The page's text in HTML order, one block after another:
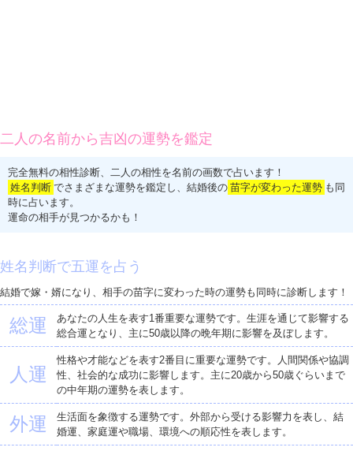
二人の名前から吉凶の運勢を鑑定
完全無料の相性診断、二人の相性を名前の画数で占います！
姓名判断 でさまざまな運勢を鑑定し、結婚後の 苗字が変わった運勢 も同
時に占います。
運命の相手が見つかるかも！
姓名判断で五運を占う
結婚で嫁・婿になり、相手の苗字に変わった時の運勢も同時に診断します！
総運
あなたの人生を表す1番重要な運勢です。生涯を通じて影響する
総合運となり、主に50歳以降の晩年期に影響を及ぼします。
人運
性格や才能などを表す2番目に重要な運勢です。人間関係や協調
性、社会的な成功に影響します。主に20歳から50歳ぐらいまで
の中年期の運勢を表します。
外運
生活面を象徴する運勢です。外部から受ける影響力を表し、結
婚運、家庭運や職場、環境への順応性を表します。